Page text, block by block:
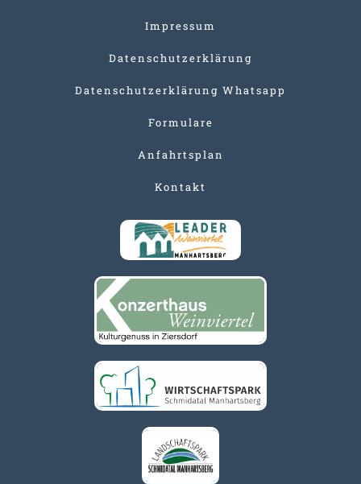
Impressum
Datenschutzerklärung
Datenschutzerklärung Whatsapp
Formulare
Anfahrtsplan
Kontakt